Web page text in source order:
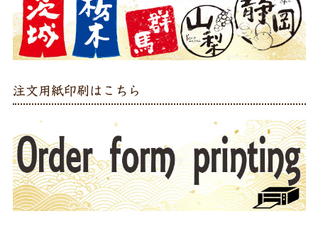
注文用紙印刷はこちら